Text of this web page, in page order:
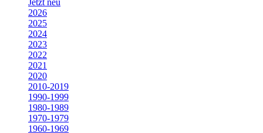
Jetzt neu
2026
2025
2024
2023
2022
2021
2020
2010-2019
1990-1999
1980-1989
1970-1979
1960-1969